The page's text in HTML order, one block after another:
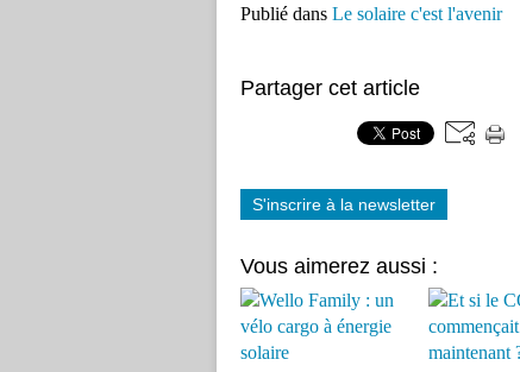
Publié dans Le solaire c'est l'avenir
Partager cet article
S'inscrire à la newsletter
Vous aimerez aussi :